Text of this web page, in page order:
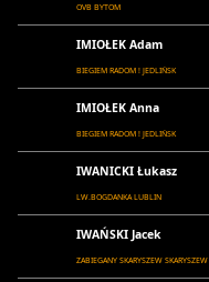
OVB BYTOM
IMIOŁEK Adam
BIEGIEM RADOM ! JEDLIŃSK
IMIOŁEK Anna
BIEGIEM RADOM ! JEDLIŃSK
IWANICKI Łukasz
LW.BOGDANKA LUBLIN
IWAŃSKI Jacek
ZABIEGANY SKARYSZEW SKARYSZEW